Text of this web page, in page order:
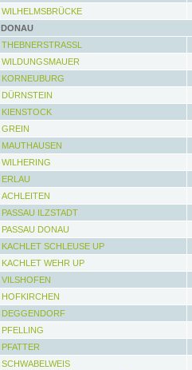
WILHELMSBRÜCKE
DONAU
THEBNERSTRASSL
WILDUNGSMAUER
KORNEUBURG
DÜRNSTEIN
KIENSTOCK
GREIN
MAUTHAUSEN
WILHERING
ERLAU
ACHLEITEN
PASSAU ILZSTADT
PASSAU DONAU
KACHLET SCHLEUSE UP
KACHLET WEHR UP
VILSHOFEN
HOFKIRCHEN
DEGGENDORF
PFELLING
PFATTER
SCHWABELWEIS